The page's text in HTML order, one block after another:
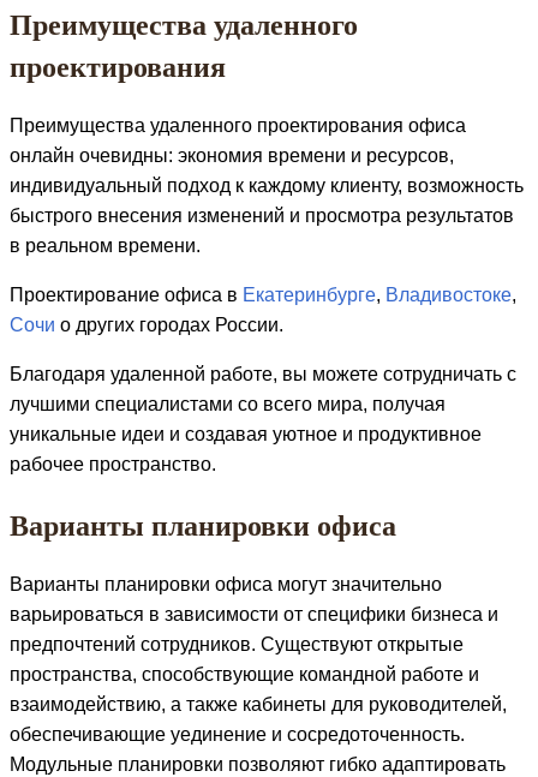
Преимущества удаленного
проектирования
Преимущества удаленного проектирования офиса
онлайн очевидны: экономия времени и ресурсов,
индивидуальный подход к каждому клиенту, возможность
быстрого внесения изменений и просмотра результатов
в реальном времени.
Проектирование офиса в Екатеринбурге, Владивостоке,
Сочи о других городах России.
Благодаря удаленной работе, вы можете сотрудничать с
лучшими специалистами со всего мира, получая
уникальные идеи и создавая уютное и продуктивное
рабочее пространство.
Варианты планировки офиса
Варианты планировки офиса могут значительно
варьироваться в зависимости от специфики бизнеса и
предпочтений сотрудников. Существуют открытые
пространства, способствующие командной работе и
взаимодействию, а также кабинеты для руководителей,
обеспечивающие уединение и сосредоточенность.
Модульные планировки позволяют гибко адаптировать